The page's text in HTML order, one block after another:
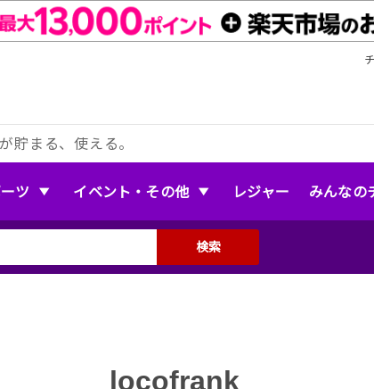
貯まる、使える。
ツ イベント・その他 レジャー みんなの
検索
locofrank